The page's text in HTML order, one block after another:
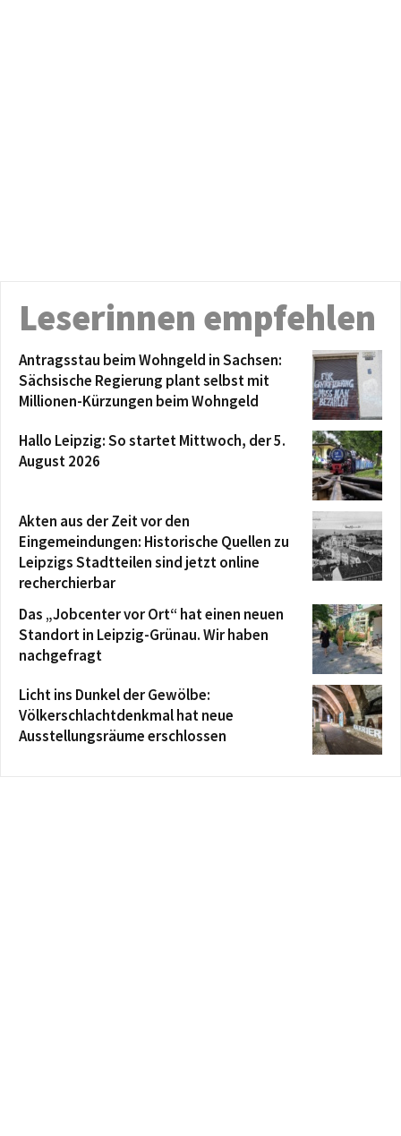
Leserinnen empfehlen
Antragsstau beim Wohngeld in Sachsen:
Sächsische Regierung plant selbst mit
Millionen-Kürzungen beim Wohngeld
Hallo Leipzig: So startet Mittwoch, der 5.
August 2026
Akten aus der Zeit vor den
Eingemeindungen: Historische Quellen zu
Leipzigs Stadtteilen sind jetzt online
recherchierbar
Das „Jobcenter vor Ort“ hat einen neuen
Standort in Leipzig-Grünau. Wir haben
nachgefragt
Licht ins Dunkel der Gewölbe:
Völkerschlachtdenkmal hat neue
Ausstellungsräume erschlossen